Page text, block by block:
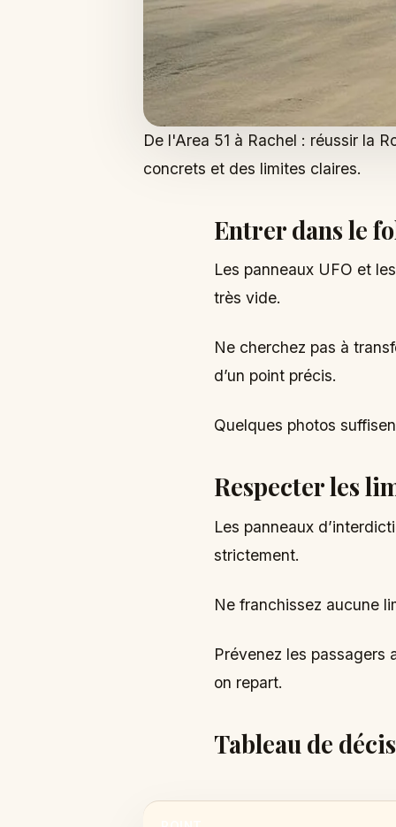
De l'Area 51 à Rachel : réussir la
concrets et des limites claires.
Entrer dans le
Les panneaux UFO et
très vide.
Ne cherchez pas à
d’un point précis.
Quelques photos
Respecter les
Les panneaux
strictement.
Ne franchissez aucune
Prévenez les passagers
on repart.
Tableau de